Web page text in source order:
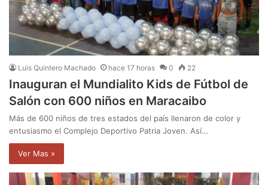
Luis Quintero Machado hace 17 horas 0 22
Inauguran el Mundialito Kids de Fútbol de
Salón con 600 niños en Maracaibo
Más de 600 niños de tres estados del país llenaron de color y
entusiasmo el Complejo Deportivo Patria Joven. Así…
Ver Mas »